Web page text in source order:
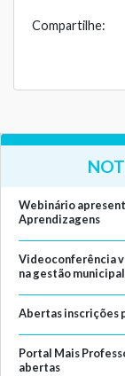
Compartilhe:
Webinário
Aprendizagens
Videoconferência
na gestão
Abertas inscrições
Portal Mais
abertas